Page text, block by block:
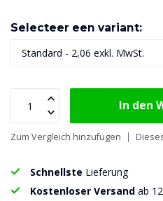
Selecteer een variant:
In den
Zum Vergleich hinzufügen
Schnellste Lieferung
Kostenloser Versand ab